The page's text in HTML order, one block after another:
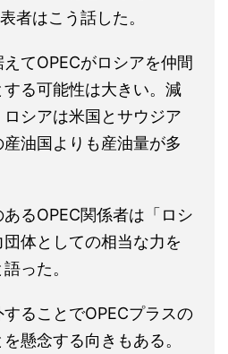
者はこう話した。
てOPECがロシアを仲間
る可能性は大きい。減
シアは米国とサウジア
油国よりも産油量が多
るOPEC関係者は「ロシ
体としての相当な力を
った。
ることでOPECプラスの
懸念する向きもある。